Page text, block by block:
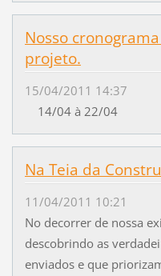
Nosso
projeto.
15/04/2011 14:37
14/04 à
Na Teia da
11/04/2011 10:21
No decorrer de nossa
descobrindo as
enviados e que